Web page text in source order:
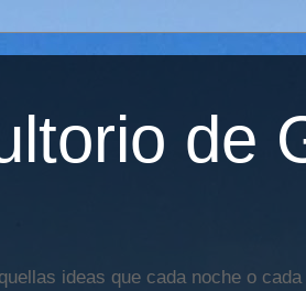
de
ideas que cada noche o